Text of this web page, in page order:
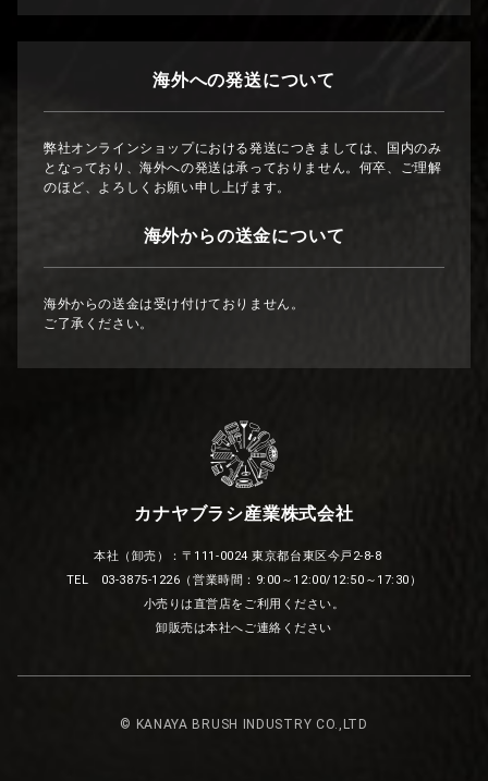
海外への発送について
弊社オンラインショップにおける発送につきましては、国内のみ
となっており、海外への発送は承っておりません。何卒、ご理解
のほど、よろしくお願い申し上げます。
海外からの送金について
海外からの送金は受け付けておりません。
ご了承ください。
カナヤブラシ産業株式会社
本社（卸売）：〒111-0024 東京都台東区今戸2-8-8
TEL 03-3875-1226（営業時間：9:00～12:00/12:50～17:30）
小売りは直営店をご利用ください。
卸販売は本社へご連絡ください
© KANAYA BRUSH INDUSTRY CO.,LTD